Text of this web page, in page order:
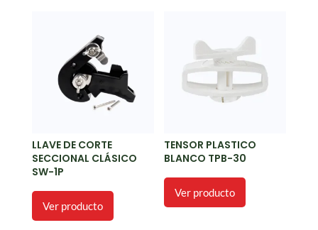
LLAVE DE CORTE
SECCIONAL CLÁSICO
SW-1P
Ver producto
TENSOR PLASTICO
BLANCO TPB-30
Ver producto